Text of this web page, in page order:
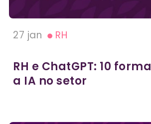
RH e ChatGPT: 10
a IA no setor
27 jan RH